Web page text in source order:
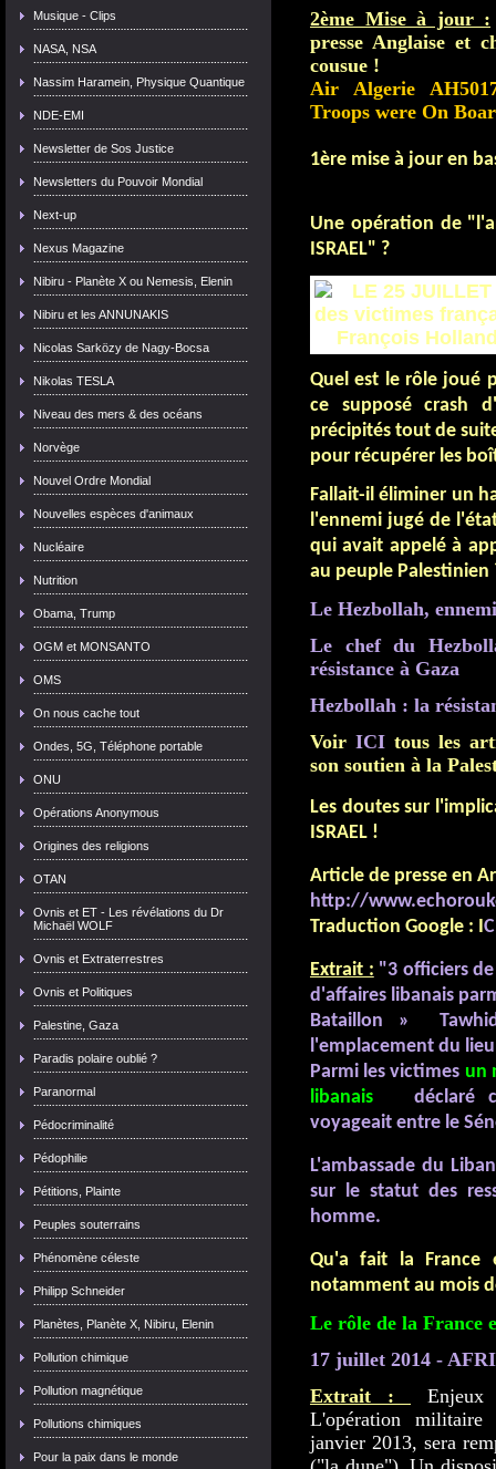
Musique - Clips
NASA, NSA
Nassim Haramein, Physique Quantique
NDE-EMI
Newsletter de Sos Justice
Newsletters du Pouvoir Mondial
Next-up
Nexus Magazine
Nibiru - Planète X ou Nemesis, Elenin
Nibiru et les ANNUNAKIS
Nicolas Sarközy de Nagy-Bocsa
Nikolas TESLA
Niveau des mers & des océans
Norvège
Nouvel Ordre Mondial
Nouvelles espèces d'animaux
Nucléaire
Nutrition
Obama, Trump
OGM et MONSANTO
OMS
On nous cache tout
Ondes, 5G, Téléphone portable
ONU
Opérations Anonymous
Origines des religions
OTAN
Ovnis et ET - Les révélations du Dr
Michaël WOLF
Ovnis et Extraterrestres
Ovnis et Politiques
Palestine, Gaza
Paradis polaire oublié ?
Paranormal
Pédocriminalité
Pédophilie
Pétitions, Plainte
Peuples souterrains
Phénomène céleste
Philipp Schneider
Planètes, Planète X, Nibiru, Elenin
Pollution chimique
Pollution magnétique
Pollutions chimiques
Pour la paix dans le monde
2ème Mise à jour :
presse Anglaise et
cousue !
Air Algerie
Troops were On
1ère mise à jour en
Une opération de
ISRAEL" ?
Quel est le rôle joué
ce supposé crash
précipités tout de
pour récupérer les
Fallait-il éliminer un
l'ennemi jugé de
qui avait appelé à
au peuple Palestinien
Le Hezbollah,
Le chef du
résistance à Gaza
Hezbollah : la
Voir ICI tous les
son soutien à la
Les doutes sur
ISRAEL !
Article de presse en
http://
Traduction Google : I
Extrait : "3 officiers
Bataillon ‮ «‬ Tawhid et Jihad ‮« ‬ stationné près de
l'emplacement du
Parmi les victimes un
déclaré
L'ambassade du
sur le statut des
homme.
Qu'a fait la France
notamment au mois
Le rôle de la France
17 juillet 2014 -
Extrait :
Enjeux
L'opération
janvier 2013, sera